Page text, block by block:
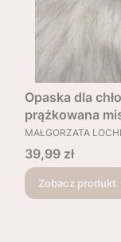
Opaska dla
prążkowana
PRODUCENT
MAŁGORZATA
Cena
39,99 zł
Zobacz produkt